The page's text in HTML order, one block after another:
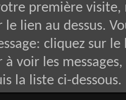
première
le lien au dessus.
cliquez sur
à voir les
la liste ci-dessous.